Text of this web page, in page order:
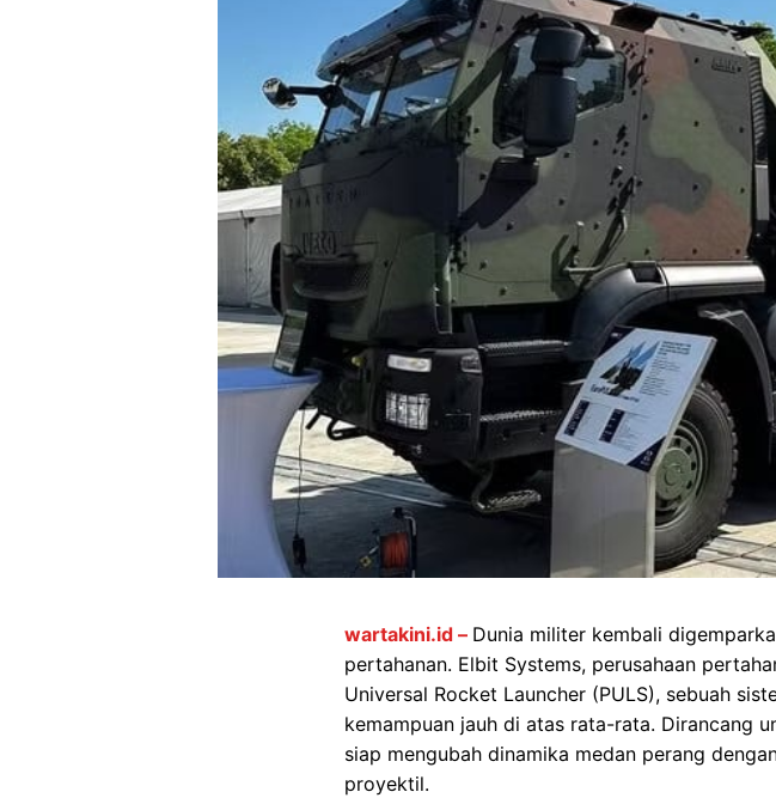
wartakini.id – Dunia militer kembali
pertahanan. Elbit Systems, perusahaan
Universal Rocket Launcher (PULS), sebuah
kemampuan jauh di atas rata-rata. Dirancang
siap mengubah dinamika medan perang
proyektil.